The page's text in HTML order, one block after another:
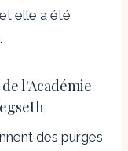
elle a été
l'Académie
des purges